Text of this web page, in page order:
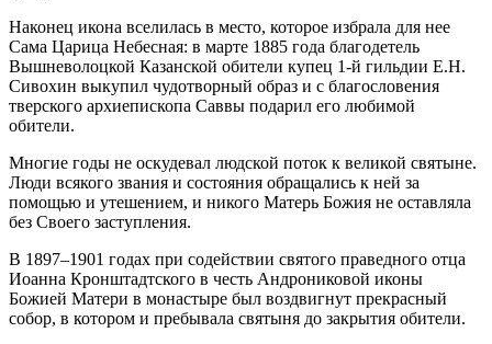
Наконец икона вселилась в место, которое избрала для нее
Сама Царица Небесная: в марте 1885 года благодетель
Вышневолоцкой Казанской обители купец 1-й гильдии Е.Н.
Сивохин выкупил чудотворный образ и с благословения
тверского архиепископа Саввы подарил его любимой
обители.
Многие годы не оскудевал людской поток к великой святыне.
Люди всякого звания и состояния обращались к ней за
помощью и утешением, и никого Матерь Божия не оставляла
без Своего заступления.
В 1897–1901 годах при содействии святого праведного отца
Иоанна Кронштадтского в честь Андрониковой иконы
Божией Матери в монастыре был воздвигнут прекрасный
собор, в котором и пребывала святыня до закрытия обители.